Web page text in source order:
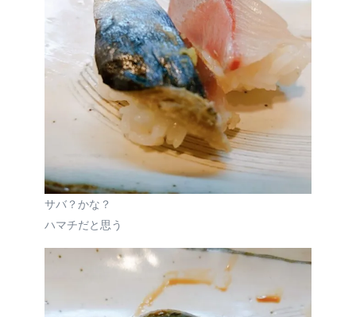
サバ？かな？
ハマチだと思う